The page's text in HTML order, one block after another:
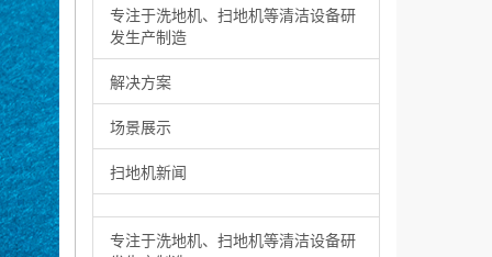
专注于洗地机、扫地机等清洁设备研
发生产制造
解决方案
场景展示
扫地机新闻
专注于洗地机、扫地机等清洁设备研